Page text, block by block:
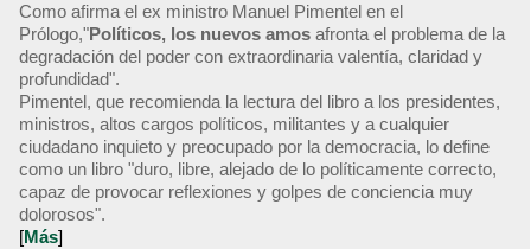
Como afirma el ex ministro Manuel Pimentel en el
Prólogo,"Políticos, los nuevos amos afronta el problema de la
degradación del poder con extraordinaria valentía, claridad y
profundidad".
Pimentel, que recomienda la lectura del libro a los presidentes,
ministros, altos cargos políticos, militantes y a cualquier
ciudadano inquieto y preocupado por la democracia, lo define
como un libro "duro, libre, alejado de lo políticamente correcto,
capaz de provocar reflexiones y golpes de conciencia muy
dolorosos".
[Más]